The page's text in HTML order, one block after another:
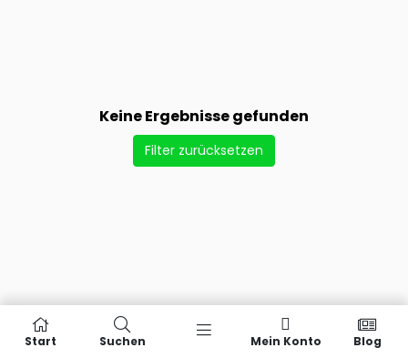
Keine Ergebnisse gefunden
Filter zurücksetzen
Start Suchen Mein Konto Blog